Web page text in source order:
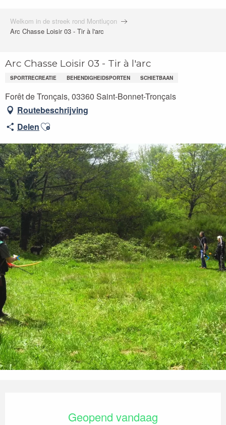
Welkom in de streek rond Montluçon
Arc Chasse Loisir 03 - Tir à l'arc
Arc Chasse Loisir 03 - Tir à l'arc
SPORTRECREATIE BEHENDIGHEIDSPORTEN SCHIETBAAN
Forêt de Tronçais, 03360 Saint-Bonnet-Tronçais
Routebeschrijving
DelenAjouter aux favoris
Geopend vandaag